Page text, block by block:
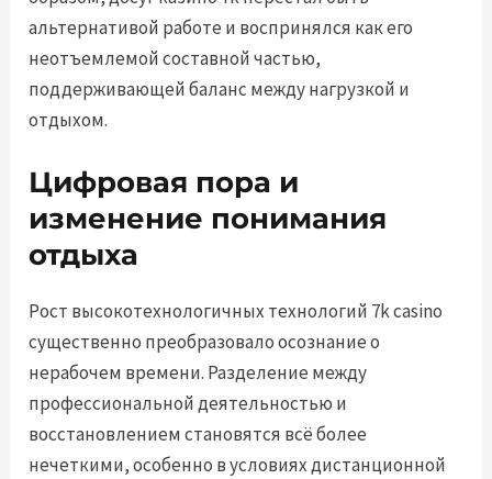
альтернативой работе и воспринялся как его
неотъемлемой составной частью,
поддерживающей баланс между нагрузкой и
отдыхом.
Цифровая пора и
изменение понимания
отдыха
Рост высокотехнологичных технологий 7k casino
существенно преобразовало осознание о
нерабочем времени. Разделение между
профессиональной деятельностью и
восстановлением становятся всё более
нечеткими, особенно в условиях дистанционной